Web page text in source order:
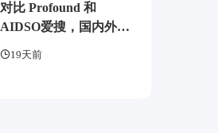
对比 Profound 和
AIDSO爱搜，国内外
19天前